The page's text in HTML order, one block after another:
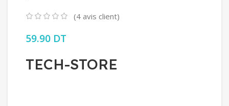
(4 avis client)
59.90 DT
TECH-STORE